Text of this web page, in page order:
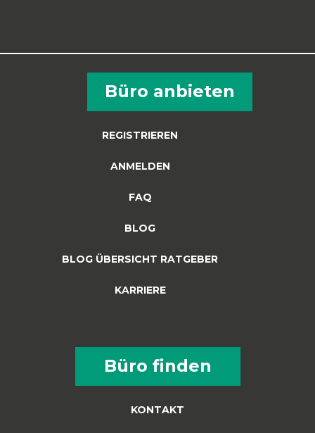
Büro anbieten
REGISTRIEREN
ANMELDEN
FAQ
BLOG
BLOG ÜBERSICHT RATGEBER
KARRIERE
Büro finden
KONTAKT